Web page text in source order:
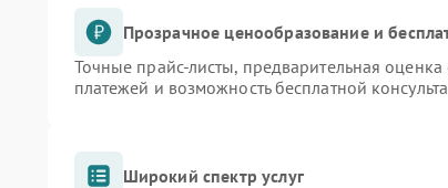
Прозрачное ценообразование и
Точные прайс-листы, предварительная оценка
платежей и возможность бесплатной
Широкий спектр услуг